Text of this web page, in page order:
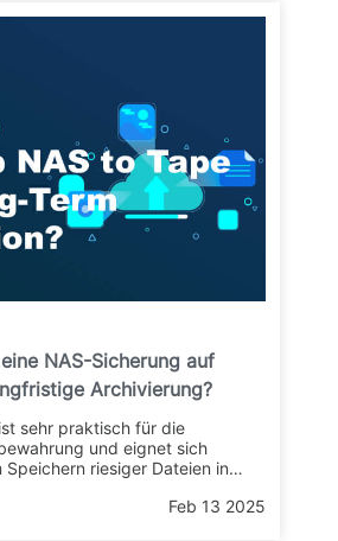
NAS-Sicherung auf
Archivierung?
sehr praktisch für die
und eignet sich
riesiger Dateien in
diesem Beitrag, um alle
Einführung bis hin zum
auf Band zu erfahren.
Feb 13 2025